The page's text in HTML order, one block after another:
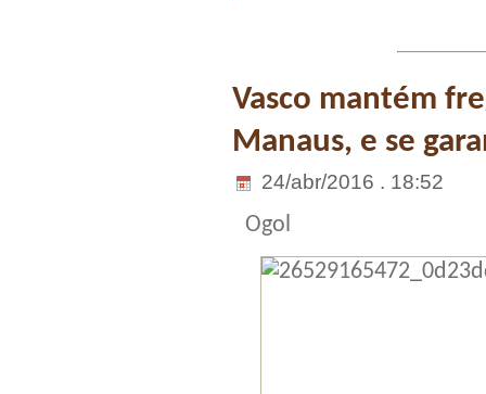
Vasco mantém
Manaus, e se
24/abr/2016 . 18:52
Ogol